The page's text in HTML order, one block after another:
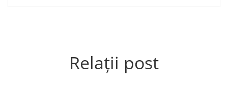
Relații post